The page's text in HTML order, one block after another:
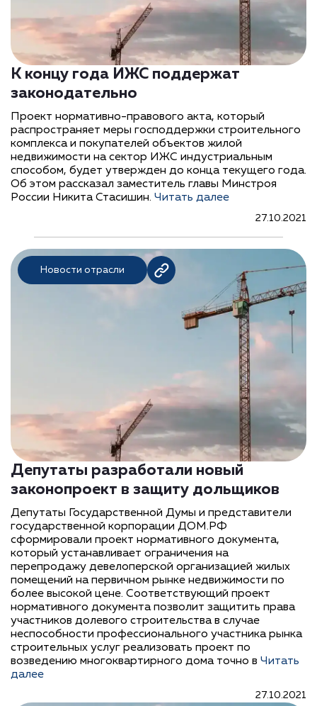
К концу года ИЖС поддержат
законодательно
Проект нормативно-правового акта, который
распространяет меры господдержки строительного
комплекса и покупателей объектов жилой
недвижимости на сектор ИЖС индустриальным
способом, будет утвержден до конца текущего года.
Об этом рассказал заместитель главы Минстроя
России Никита Стасишин. Читать далее
27.10.2021
Новости отрасли
Депутаты разработали новый
законопроект в защиту дольщиков
Депутаты Государственной Думы и представители
государственной корпорации ДОМ.РФ
сформировали проект нормативного документа,
который устанавливает ограничения на
перепродажу девелоперской организацией жилых
помещений на первичном рынке недвижимости по
более высокой цене. Соответствующий проект
нормативного документа позволит защитить права
участников долевого строительства в случае
неспособности профессионального участника рынка
строительных услуг реализовать проект по
возведению многоквартирного дома точно в Читать
далее
27.10.2021